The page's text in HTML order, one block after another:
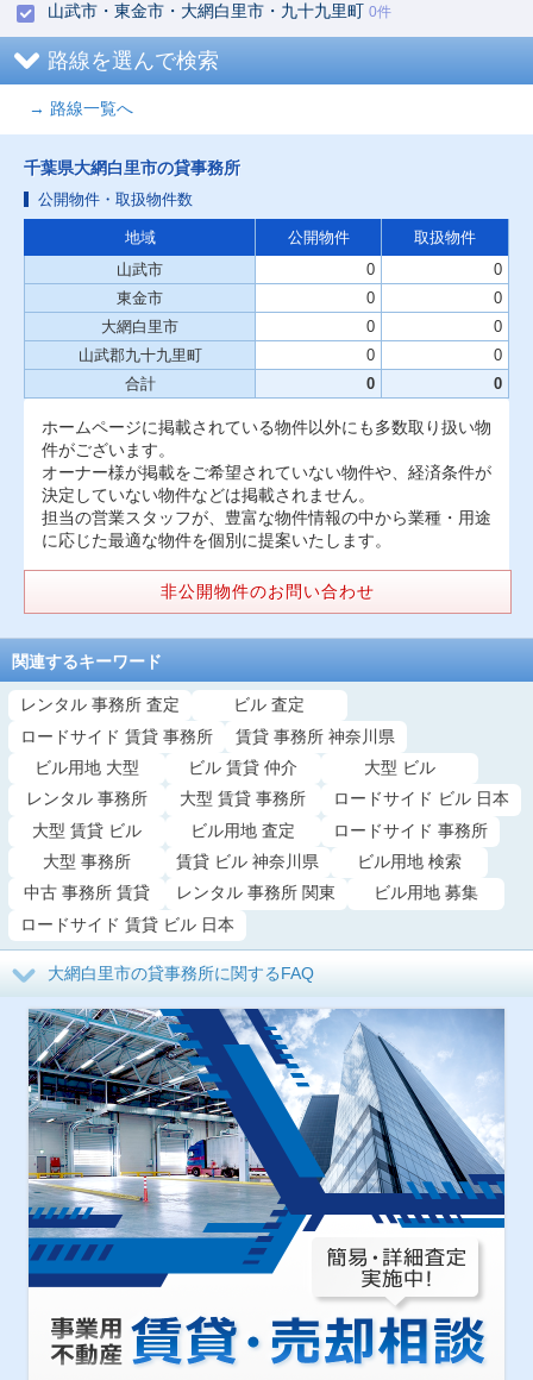
山武市・東金市・大網白里市・九十九里町 0件
路線を選んで検索
→ 路線一覧へ
千葉県大網白里市の貸事務所
公開物件・取扱物件数
地域 公開物件
取扱物件
山武市
0
0
東金市
0
0
大網白里市
0
0
山武郡九十九里町
0
0
合計
0 0
ホームページに掲載されている物件以外にも多数取り扱い物
件がございます。
オーナー様が掲載をご希望されていない物件や、経済条件が
決定していない物件などは掲載されません。
担当の営業スタッフが、豊富な物件情報の中から業種・用途
に応じた最適な物件を個別に提案いたします。
非公開物件のお問い合わせ
関連するキーワード
レンタル 事務所 査定
ビル 査定
ロードサイド 賃貸 事務所
賃貸 事務所 神奈川県
ビル用地 大型
ビル 賃貸 仲介
大型 ビル
レンタル 事務所
大型 賃貸 事務所
ロードサイド ビル 日本
大型 賃貸 ビル
ビル用地 査定
ロードサイド 事務所
大型 事務所
賃貸 ビル 神奈川県
ビル用地 検索
中古 事務所 賃貸
レンタル 事務所 関東
ビル用地 募集
ロードサイド 賃貸 ビル 日本
大網白里市の貸事務所に関するFAQ